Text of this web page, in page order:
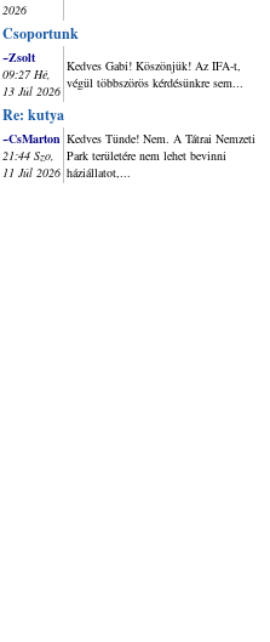
2026
Csoportunk
~Zsolt
09:27 Hé,
13 Júl 2026
Kedves Gabi! Köszönjük! Az IFA-t,
végül többszörös kérdésünkre sem...
Re: kutya
~CsMarton
21:44 Szo,
11 Júl 2026
Kedves Tünde! Nem. A Tátrai Nemzeti
Park területére nem lehet bevinni
háziállatot,...